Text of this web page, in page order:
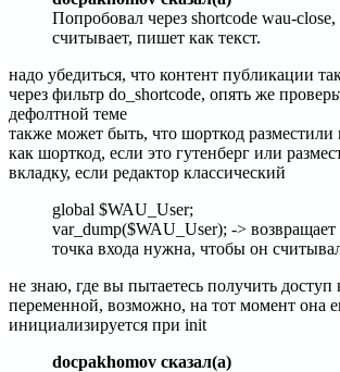
Попробовал через shortcode wau-close,
считывает, пишет как текст.
надо убедиться, что контент публикации
через фильтр do_shortcode, опять же
дефолтной теме
также может быть, что шорткод разместили
как шорткод, если это гутенберг или
вкладку, если редактор классический
global $WAU_User;
var_dump($WAU_User); ->
точка входа нужна, чтобы он
не знаю, где вы пытаетесь получить доступ
переменной, возможно, на тот момент она
инициализируется при init
docpakhomov сказал(а)